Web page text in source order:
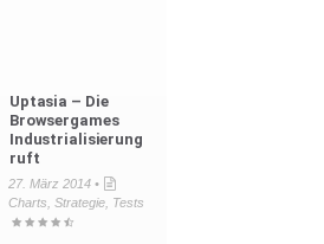
Uptasia – Die
Browsergames
Industrialisierung
ruft
27. März 2014 •
Charts Strategie, Tests